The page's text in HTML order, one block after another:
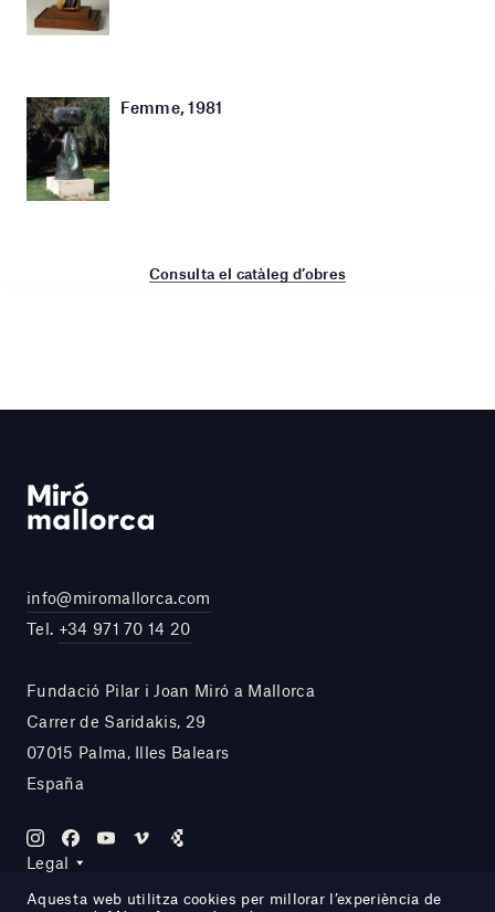
Femme, 1981
Consulta el catàleg d’obres
info@miromallorca.com
Tel. +34 971 70 14 20
Fundació Pilar i Joan Miró a Mallorca
Carrer de Saridakis, 29
07015 Palma, Illes Balears
España
Legal
Aquesta web utilitza cookies per millorar l’experiència de